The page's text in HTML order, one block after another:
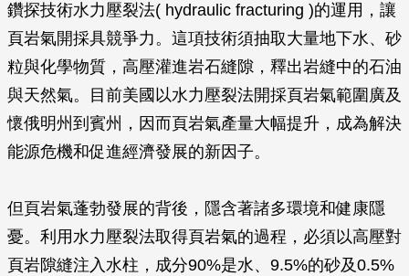
鑽探技術水力壓裂法( hydraulic fracturing )的運用，讓
頁岩氣開採具競爭力。這項技術須抽取大量地下水、砂
粒與化學物質，高壓灌進岩石縫隙，釋出岩縫中的石油
與天然氣。目前美國以水力壓裂法開採頁岩氣範圍廣及
懷俄明州到賓州，因而頁岩氣產量大幅提升，成為解決
能源危機和促進經濟發展的新因子。
但頁岩氣蓬勃發展的背後，隱含著諸多環境和健康隱
憂。利用水力壓裂法取得頁岩氣的過程，必須以高壓對
頁岩隙縫注入水柱，成分90%是水、9.5%的砂及0.5%